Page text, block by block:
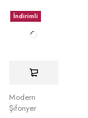
İndirimli
Modern
Şifonyer